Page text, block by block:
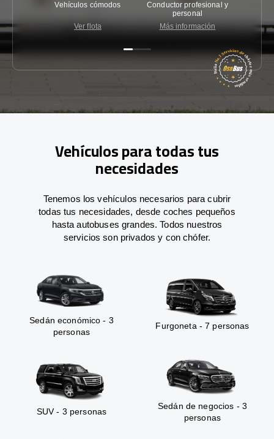
Vehículos cómodos
Ver flota
Conductor profesional y
personal
Más información
Vehículos para todas tus
necesidades
Tenemos los vehículos necesarios para cubrir
todas tus necesidades, desde coches pequeños
hasta autobuses grandes. Todos nuestros
servicios son privados y con chófer.
Sedán económico - 3
personas
Furgoneta - 7 personas
SUV - 3 personas
Sedán de negocios - 3
personas